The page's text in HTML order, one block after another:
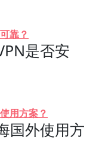
靠？
是否安
用方案？
国外使用方